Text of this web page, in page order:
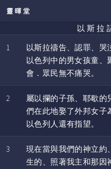
靈暉堂
以 斯 拉
1
以斯拉禱告、認罪、哭
以色列中的男女孩童、
會．眾民無不痛哭。
2
屬以攔的子孫、耶歇的
們在此地娶了外邦女子
以色列人還有指望。
3
現在當與我們的神立約
生的、照著我主和那因